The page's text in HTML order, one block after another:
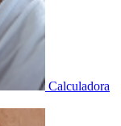
Calculadora